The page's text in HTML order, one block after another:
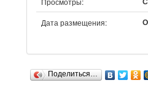
Дата размещения:
Поделиться…